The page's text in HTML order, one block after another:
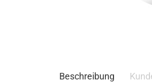
Beschreibung